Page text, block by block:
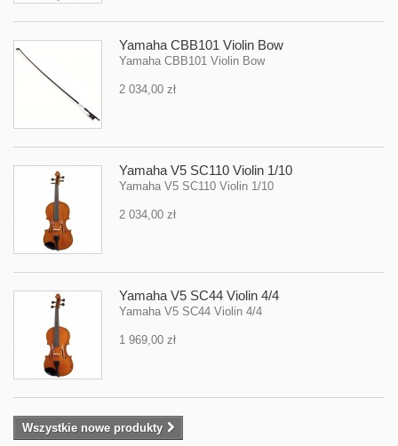
Yamaha CBB101 Violin Bow
Yamaha CBB101 Violin Bow
2 034,00 zł
Yamaha V5 SC110 Violin 1/10
Yamaha V5 SC110 Violin 1/10
2 034,00 zł
Yamaha V5 SC44 Violin 4/4
Yamaha V5 SC44 Violin 4/4
1 969,00 zł
Wszystkie nowe produkty